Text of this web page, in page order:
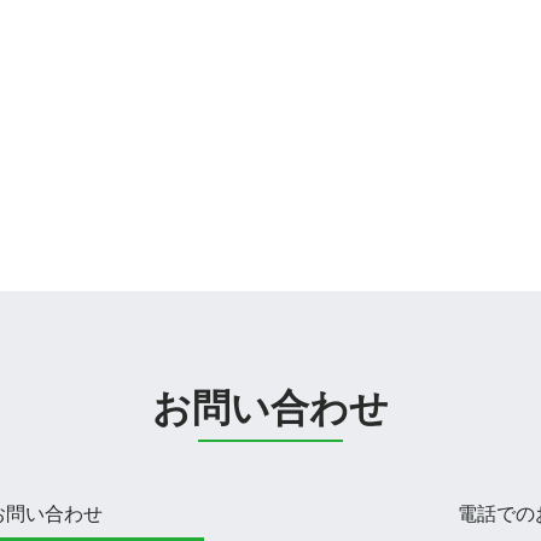
お問い合わせ
問い合わせ 電話での